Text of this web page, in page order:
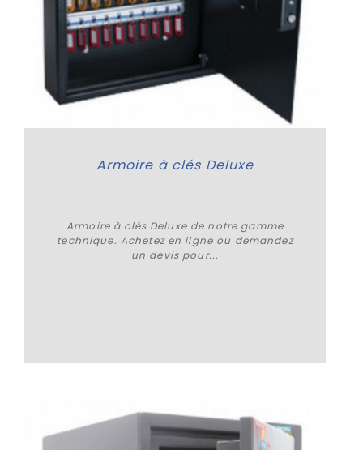
Armoire à clés Deluxe
Armoire à clés Deluxe de notre gamme
technique. Achetez en ligne ou demandez
un devis pour...